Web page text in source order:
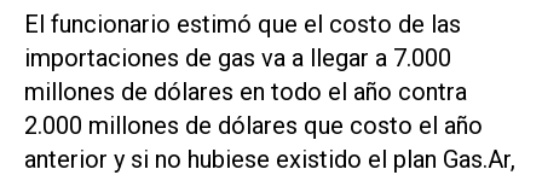
El funcionario estimó que el costo de las
importaciones de gas va a llegar a 7.000
millones de dólares en todo el año contra
2.000 millones de dólares que costo el año
anterior y si no hubiese existido el plan Gas.Ar,